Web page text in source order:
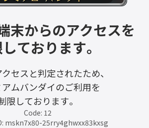
末からのアクセスを
ております。
セスと判定されたため、
ムバンダイのご利用を
限しております。
Code: 12
mskn7x80-25rry4ghwxx83kxsg